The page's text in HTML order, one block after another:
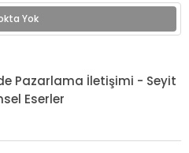
Yok
Pazarlama İletişimi - Seyit
Eserler